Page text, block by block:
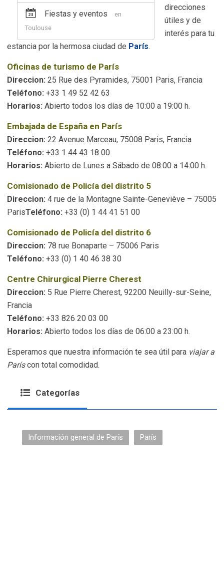
Fiestas y eventos
en
Toulouse
direcciones
útiles y de
interés para tu
estancia por la hermosa ciudad de París.
Oficinas de turismo de París
Direccion: 25 Rue des Pyramides, 75001 Paris, Francia
Teléfono: +33 1 49 52 42 63
Horarios: Abierto todos los días de 10:00 a 19:00 h.
Embajada de España en París
Direccion: 22 Avenue Marceau, 75008 Paris, Francia
Teléfono: +33 1 44 43 18 00
Horarios: Abierto de Lunes a Sábado de 08:00 a 14:00 h.
Comisionado de Policía del distrito 5
Direccion: 4 rue de la Montagne Sainte-Geneviève – 75005
ParisTeléfono: +33 (0) 1 44 41 51 00
Comisionado de Policía del distrito 6
Direccion: 78 rue Bonaparte – 75006 Paris
Teléfono: +33 (0) 1 40 46 38 30
Centre Chirurgical Pierre Cherest
Direccion: 5 Rue Pierre Cherest, 92200 Neuilly-sur-Seine,
Francia
Teléfono: +33 826 20 03 00
Horarios: Abierto todos los días de 06:00 a 23:00 h.
Esperamos que nuestra información te sea útil para viajar a
Paríscon total comodidad.
Categorías
Información general de París París